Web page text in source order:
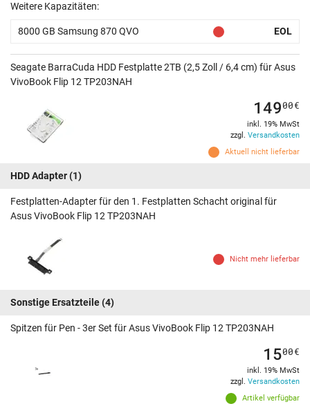
Weitere Kapazitäten:
8000 GB Samsung 870 QVO EOL
Seagate BarraCuda HDD Festplatte 2TB (2,5 Zoll / 6,4 cm) für Asus
VivoBook Flip 12 TP203NAH
Aktuell nicht lieferbar
14900€
inkl. 19% MwSt
zzgl. Versandkosten
HDD Adapter(1)
Festplatten-Adapter für den 1. Festplatten Schacht original für
Asus VivoBook Flip 12 TP203NAH
Nicht mehr lieferbar
Sonstige Ersatzteile(4)
Spitzen für Pen - 3er Set für Asus VivoBook Flip 12 TP203NAH
Artikel verfügbar
1500€
inkl. 19% MwSt
zzgl. Versandkosten